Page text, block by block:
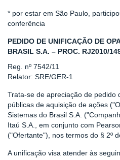
* por estar em São Paulo,
conferência
PEDIDO DE UNIFICAÇÃO DE
BRASIL S.A. – PROC. RJ2010/
Reg. nº 7542/11
Relator: SRE/GER-1
Trata-se de apreciação de pedido
públicas de aquisição de ações
Sistemas do Brasil S.A.
Itaú S.A., em conjunto com
("Ofertante"), nos termos do § 2º
A unificação visa atender às